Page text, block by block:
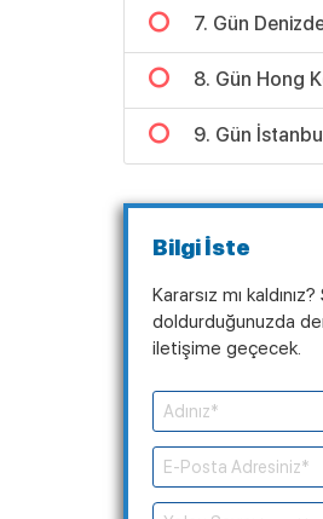
7. Gün
8. Gün Hong
9. Gün
Bilgi İste
Kararsız mı
doldurduğunuzda
iletişime geçecek.